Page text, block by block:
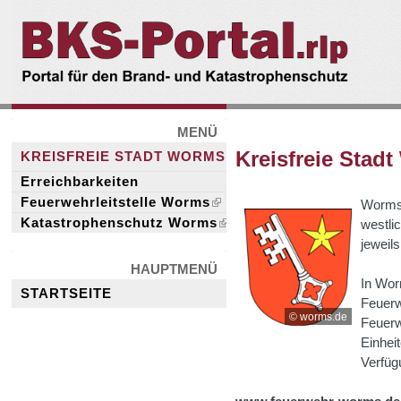
BKS-
Portal.rlp
Kreisfreie Stadt
© worms.de
In
MENÜ
KREISFREIE STADT WORMS
Erreichbarkeiten
Feuerwehrleitstelle Worms
Katastrophenschutz Worms
HAUPTMENÜ
STARTSEITE